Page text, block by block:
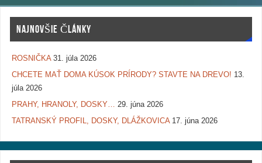
NAJNOVŠIE ČLÁNKY
ROSNIČKA 31. júla 2026
CHCETE MAŤ DOMA KÚSOK PRÍRODY? STAVTE NA DREVO! 13.
júla 2026
PRAHY, HRANOLY, DOSKY… 29. júna 2026
TATRANSKÝ PROFIL, DOSKY, DLÁŽKOVICA 17. júna 2026